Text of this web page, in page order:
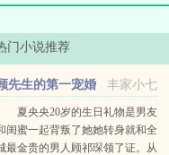
门小说推荐
丰家小七
先生的第一宠婚
夏央央20岁的生日礼物是男友
闺蜜一起背叛了她她转身就和全
最金贵的男人顾祁琛领了证。从